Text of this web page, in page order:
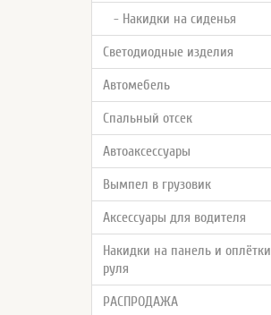
- Накидки на сиденья
Светодиодные изделия
Автомебель
Спальный отсек
Автоаксессуары
Вымпел в грузовик
Аксессуары для водителя
Накидки на панель и оплётки
руля
РАСПРОДАЖА